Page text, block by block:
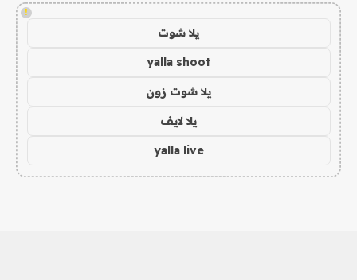
!
يلا شوت
yalla shoot
يلا شوت زون
يلا لايف
yalla live